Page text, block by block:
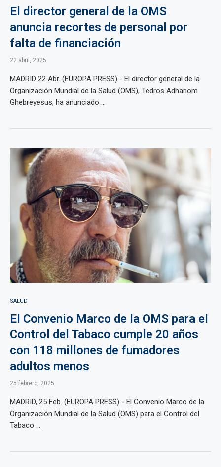
El director general de la OMS
anuncia recortes de personal por
falta de financiación
22 abril, 2025
MADRID 22 Abr. (EUROPA PRESS) - El director general de la
Organización Mundial de la Salud (OMS), Tedros Adhanom
Ghebreyesus, ha anunciado ...
SALUD
El Convenio Marco de la OMS para el
Control del Tabaco cumple 20 años
con 118 millones de fumadores
adultos menos
25 febrero, 2025
MADRID, 25 Feb. (EUROPA PRESS) - El Convenio Marco de la
Organización Mundial de la Salud (OMS) para el Control del
Tabaco ...